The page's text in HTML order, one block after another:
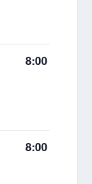
8:00 – 10:00
8:00 – 10:00